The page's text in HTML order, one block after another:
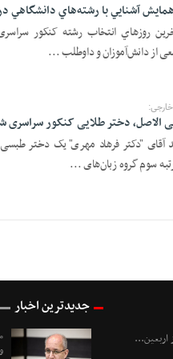
آشنايي با رشته‌هاي دانشگاهي
از دانش‌آموزان و داوطلب ...
دختر طلایی کنکور سراسری شد(13
آقای "دکتر فرهاد مهری" یک دختر
اربعین...
جدیدترین اخبار